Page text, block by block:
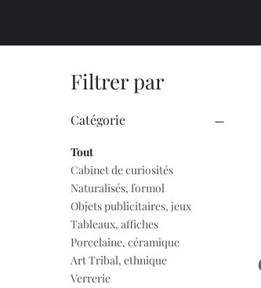
Filtrer par
Catégorie
Tout
Cabinet de curiosités
Naturalisés, formol
Objets publicitaires, jeux
Tableaux, affiches
Porcelaine, céramique
Art Tribal, ethnique
Verrerie